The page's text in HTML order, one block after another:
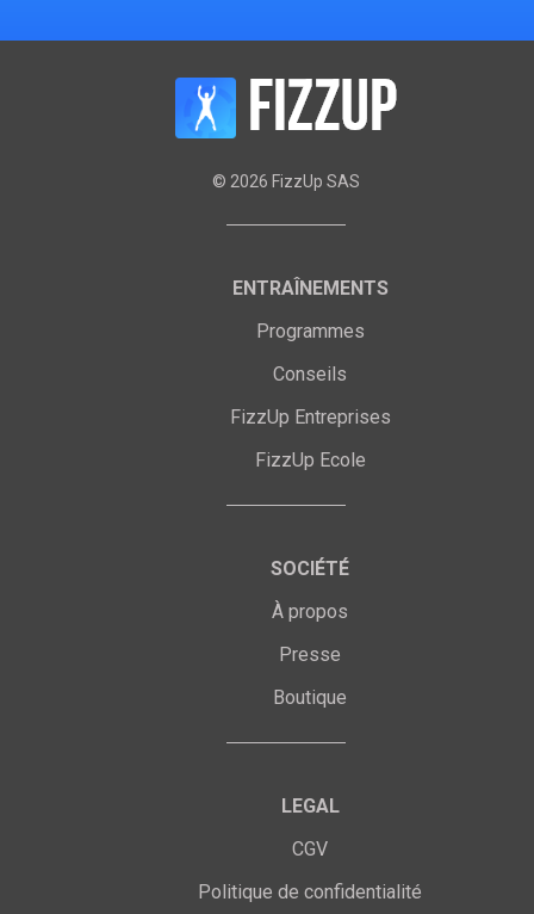
© 2026 FizzUp SAS
ENTRAÎNEMENTS
Programmes
Conseils
FizzUp Entreprises
FizzUp Ecole
SOCIÉTÉ
À propos
Presse
Boutique
LEGAL
CGV
Politique de confidentialité